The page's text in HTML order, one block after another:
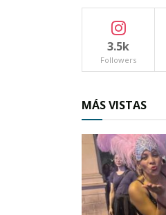
El rodaje se llevará a
semanas en
principalmente en el
su diseño original,
[perfectpullquote
bordertop=»false»
class=»» size=»»]“La
como es el caso de No
película se distribuirá en
3.5k
Followers
MÁS VISTAS